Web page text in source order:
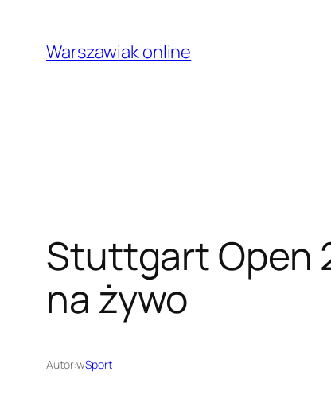
treści
Warszawiak online
Stuttgart Open
na żywo
Autor:wSport